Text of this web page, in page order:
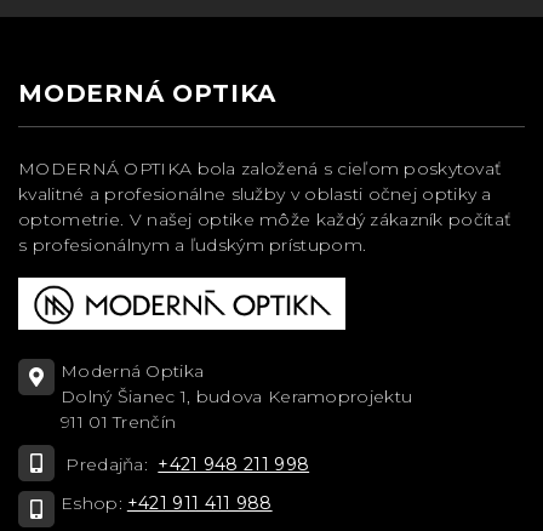
MODERNÁ OPTIKA
MODERNÁ OPTIKA bola založená s cieľom poskytovať
kvalitné a profesionálne služby v oblasti očnej optiky a
optometrie. V našej optike môže každý zákazník počítať
s profesionálnym a ľudským prístupom.
Moderná Optika
Dolný Šianec 1, budova Keramoprojektu
911 01 Trenčín
Predajňa: +421 948 211 998
Eshop: +421 911 411 988